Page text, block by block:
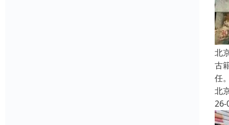
北
古
任
北
26-